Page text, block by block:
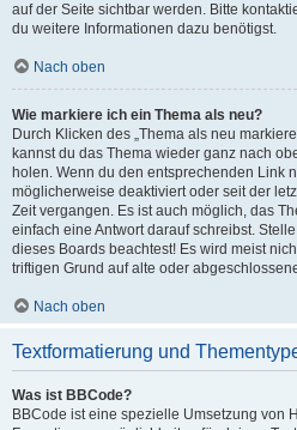
auf der Seite sichtbar werden. Bitte
du weitere Informationen dazu benötigst.
Nach oben
Wie markiere ich ein Thema als neu?
Durch Klicken des „Thema als neu
kannst du das Thema wieder ganz nach
holen. Wenn du den entsprechenden Link
möglicherweise deaktiviert oder seit der
Zeit vergangen. Es ist auch möglich, das
einfach eine Antwort darauf schreibst.
dieses Boards beachtest! Es wird meist
triftigen Grund auf alte oder
Nach oben
Textformatierung und
Was ist BBCode?
BBCode ist eine spezielle Umsetzung von